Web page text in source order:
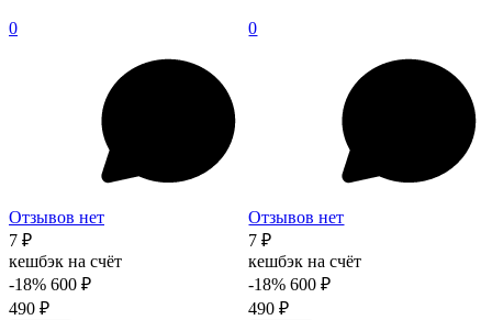
0
Отзывов нет
7 ₽
кешбэк на счёт
-18% 600 ₽
490 ₽
0
Отзывов нет
7 ₽
кешбэк на счёт
-18% 600 ₽
490 ₽